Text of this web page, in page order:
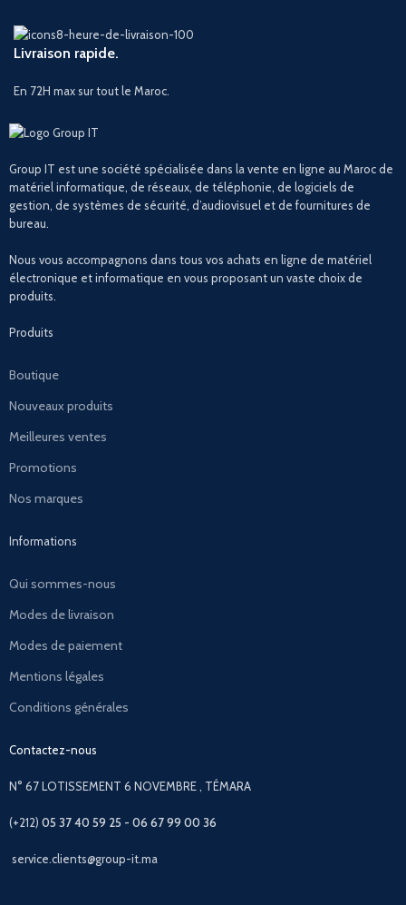
Livraison rapide.
En 72H max sur tout le Maroc.
Group IT est une société spécialisée dans la vente en ligne au Maroc de
matériel informatique, de réseaux, de téléphonie, de logiciels de
gestion, de systèmes de sécurité, d’audiovisuel et de fournitures de
bureau.
Nous vous accompagnons dans tous vos achats en ligne de matériel
électronique et informatique en vous proposant un vaste choix de
produits.
Produits
Boutique
Nouveaux produits
Meilleures ventes
Promotions
Nos marques
Informations
Qui sommes-nous
Modes de livraison
Modes de paiement
Mentions légales
Conditions générales
Contactez-nous
N° 67 LOTISSEMENT 6 NOVEMBRE , TÉMARA
(+212)05 37 40 59 25 - 06 67 99 00 36
service.clients@group-it.ma